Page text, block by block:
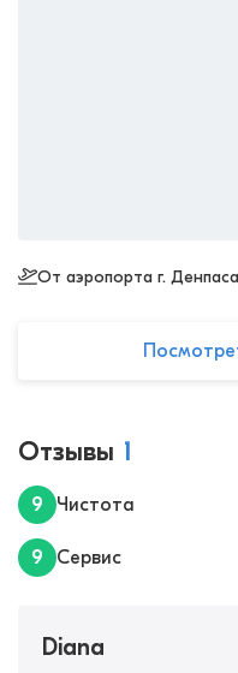
От аэропорта г.
Отзывы 1
9 Чистота
9 Сервис
Diana